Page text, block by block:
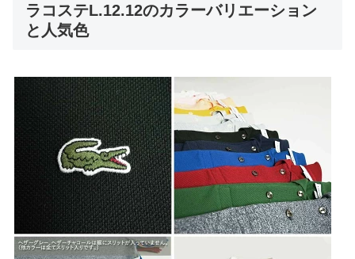
ラコステL.12.12のカラーバリエーション
と人気色